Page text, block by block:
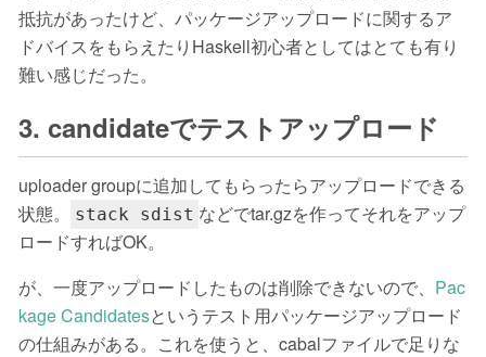
抵抗があったけど、パッケージアップロードに関するア
ドバイスをもらえたりHaskell初心者としてはとても有り
難い感じだった。
3. candidateでテストアップロード
uploader groupに追加してもらったらアップロードできる
状態。
stack sdist などでtar.gzを作ってそれをアップ
ロードすればOK。
が、一度アップロードしたものは削除できないので、 Pac
kage Candidatesというテスト用パッケージアップロード
の仕組みがある。これを使うと、cabalファイルで足りな